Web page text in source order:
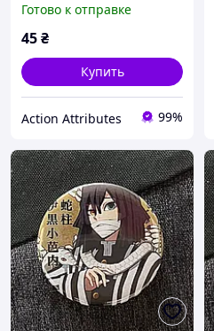
мм (ZNBDD 0015)
Готово к отправке
45₴
Купить
Action Attributes 99%